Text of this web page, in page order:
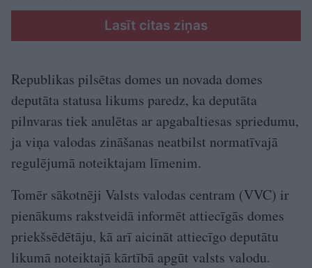
Lasīt citas ziņas
Republikas pilsētas domes un novada domes
deputāta statusa likums paredz, ka deputāta
pilnvaras tiek anulētas ar apgabaltiesas spriedumu,
ja viņa valodas zināšanas neatbilst normatīvajā
regulējumā noteiktajam līmenim.
Tomēr sākotnēji Valsts valodas centram (VVC) ir
pienākums rakstveidā informēt attiecīgās domes
priekšsēdētāju, kā arī aicināt attiecīgo deputātu
likumā noteiktajā kārtībā apgūt valsts valodu.